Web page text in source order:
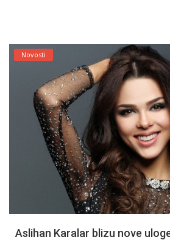
Novosti
Aslihan Karalar blizu nove